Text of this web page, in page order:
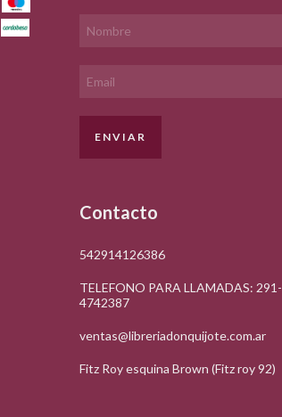
Contacto
542914126386
TELEFONO PARA LLAMADAS: 291-
4742387
ventas@libreriadonquijote.com.ar
Fitz Roy esquina Brown (Fitz roy 92)